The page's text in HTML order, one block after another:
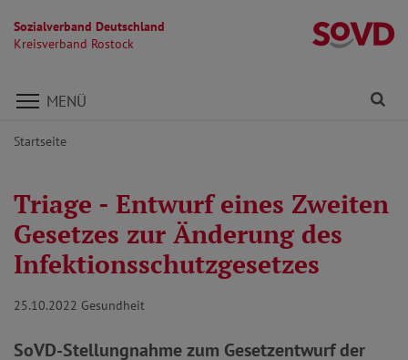
Sozialverband Deutschland
Kreisverband Rostock
Direkt zu den Inhalten springen
MENÜ
Startseite
Triage - Entwurf eines Zweiten
Gesetzes zur Änderung des
Infektionsschutzgesetzes
25.10.2022 Gesundheit
SoVD-Stellungnahme zum Gesetzentwurf der